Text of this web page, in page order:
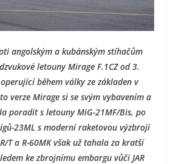
angolským a kubánským stíhačům
letouny Mirage F.1CZ od 3.
během války ze základen v
verze Mirage si se svým vybavením a
poradit s letouny MiG-21MF/Bis, po
23ML s moderní raketovou výzbrojí
T a R-60MK však už tahala za kratší
ke zbrojnímu embargu vůči JAR